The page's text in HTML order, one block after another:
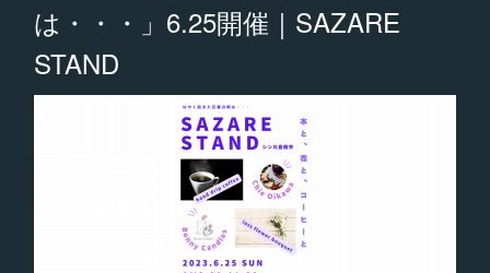
は・・・」6.25開催｜SAZARE
STAND